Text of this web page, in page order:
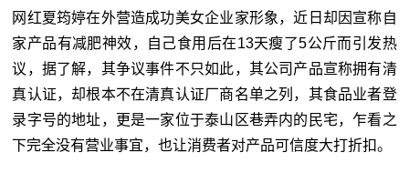
网红夏筠婷在外营造成功美女企业家形象，近日却因宣称自
家产品有减肥神效，自己食用后在13天瘦了5公斤而引发热
议，据了解，其争议事件不只如此，其公司产品宣称拥有清
真认证，却根本不在清真认证厂商名单之列，其食品业者登
录字号的地址，更是一家位于泰山区巷弄内的民宅，乍看之
下完全没有营业事宜，也让消费者对产品可信度大打折扣。